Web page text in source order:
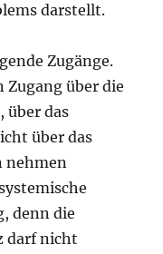
darstellt.
Zugänge.
Zugang über die
über das
über das
nehmen
denn die
darf nicht